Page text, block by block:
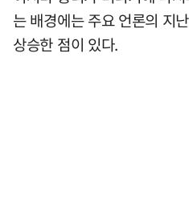
는 배경에는 주요 언론의 지
상승한 점이 있다.